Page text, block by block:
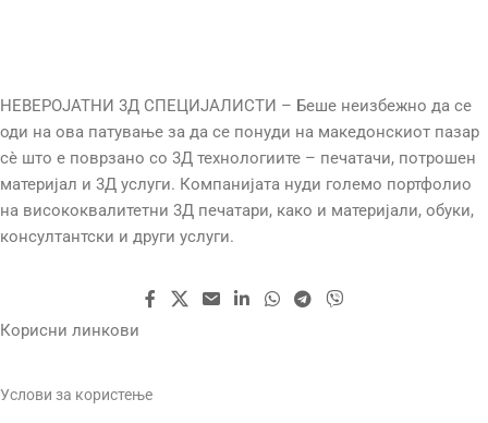
30-60°C
ТЕХНОЛОГИЈА FDM
НЕВЕРОЈАТНИ 3Д СПЕЦИЈАЛИСТИ – Беше неизбежно да се
оди на ова патување за да се понуди на македонскиот пазар
сè што е поврзано со 3Д технологиите – печатачи, потрошен
материјал и 3Д услуги. Компанијата нуди големо портфолио
на висококвалитетни 3Д печатари, како и материјали, обуки,
консултантски и други услуги.
Корисни линкови
Услови за користење